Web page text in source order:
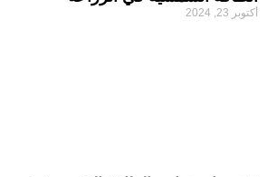
أكتوبر 23, 2024